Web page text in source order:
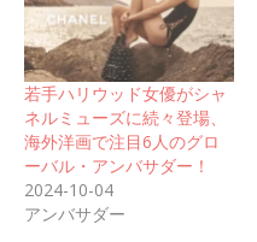
若手ハリウッド女優がシャ
ネルミューズに続々登場、
海外洋画で注目6人のグロ
ーバル・アンバサダー！
2024-10-04
アンバサダー